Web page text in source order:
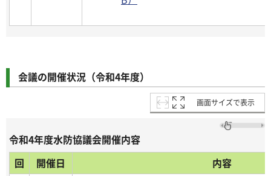
会議の開催状況（令和4年度）
画面サイズで表示
令和4年度水防協議会開催内容
回
開催日 内容